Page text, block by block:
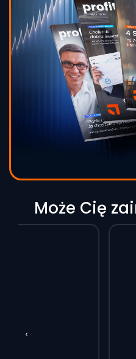
Może Cię